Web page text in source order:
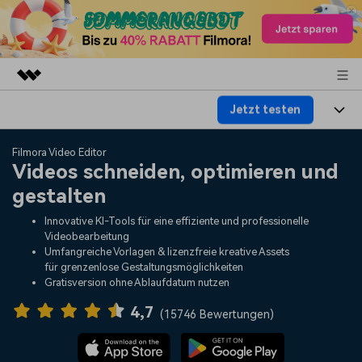
Dienstprogramme
Business
Überblick
Lösungen
Über uns
Presseraum
Support
Jetzt testen
Produkte
Plattformen
Funktionen
Assets
KI
Video/Foto
Audio
Lösungen
Soziale Medien
Marketing & Business
Lifestyle & Spaß
Ressourcen
Video-Prompts
Über 100 heiße Video-
Meisterkurs
Beherrschen Sie
Hilfe-Center
Filmora Video Editor
Videos schneiden, optimieren und
gestalten
Innovative KI-Tools für eine effiziente und professionelle
Videobearbeitung
Umfangreiche Vorlagen & lizenzfreie kreative Assets
für grenzenlose Gestaltungsmöglichkeiten
Gratisversion ohne Ablaufdatum nutzen
4,7 (15746 Bewertungen)